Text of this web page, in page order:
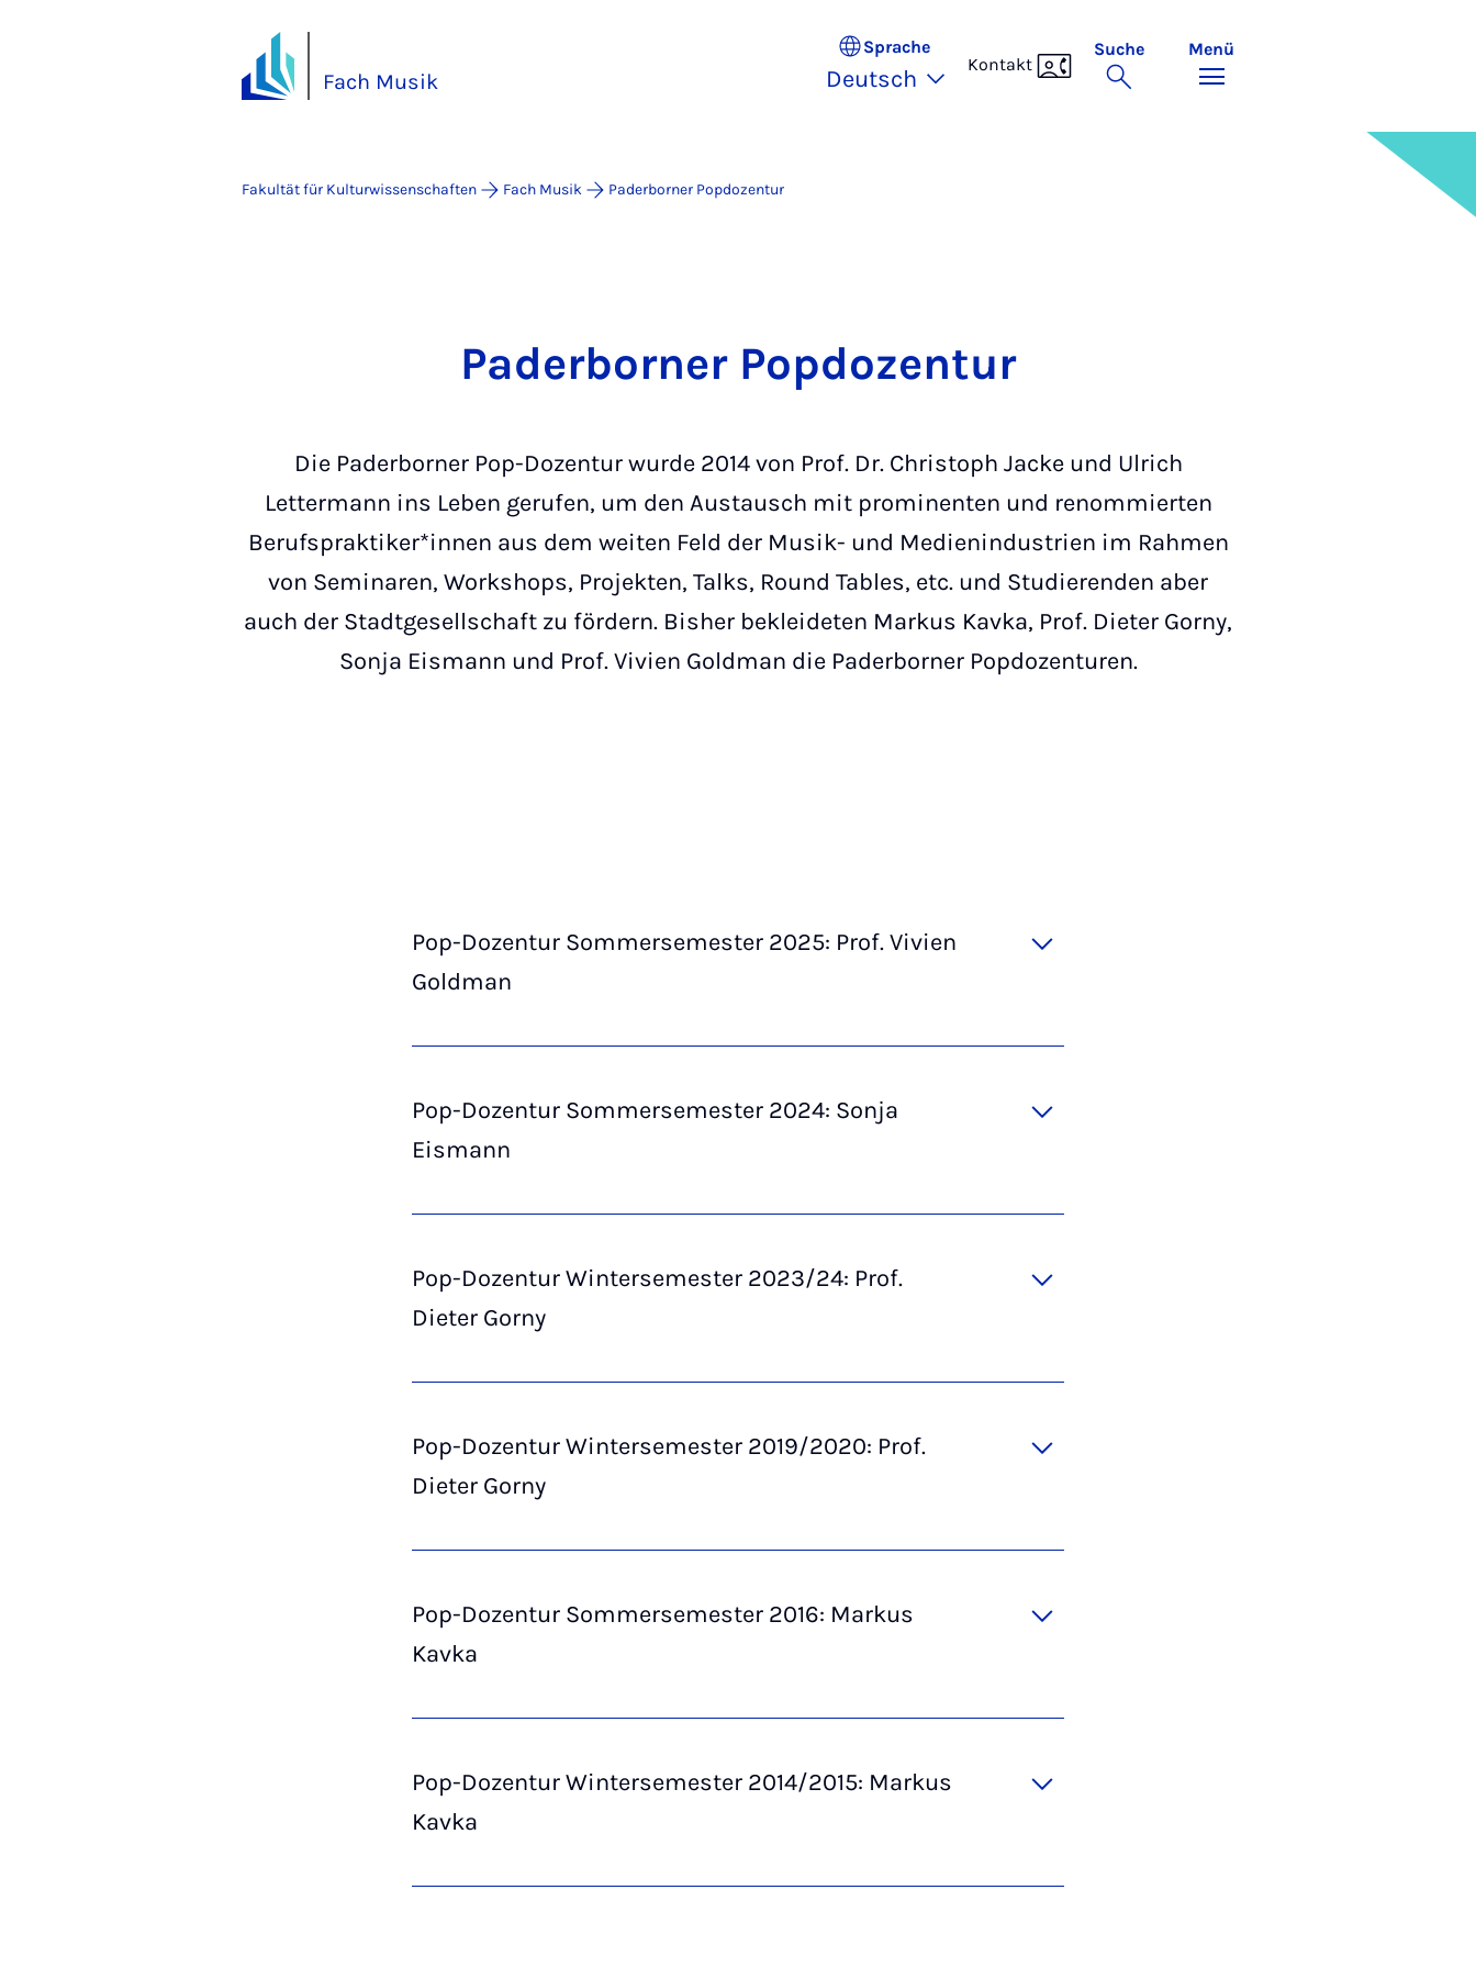
Fach Musik
Sprache
Deutsch
Kontakt
Suche Menü
Fakultät für Kulturwissenschaften Fach Musik Paderborner Popdozentur
Paderborner Popdozentur
Die Paderborner Pop-Dozentur wurde 2014 von Prof. Dr. Christoph Jacke und Ulrich
Lettermann ins Leben gerufen, um den Austausch mit prominenten und renommierten
Berufspraktiker*innen aus dem weiten Feld der Musik- und Medienindustrien im Rahmen
von Seminaren, Workshops, Projekten, Talks, Round Tables, etc. und Studierenden aber
auch der Stadtgesellschaft zu fördern. Bisher bekleideten Markus Kavka, Prof. Dieter Gorny,
Sonja Eismann und Prof. Vivien Goldman die Paderborner Popdozenturen.
Pop-Dozentur Sommersemester 2025: Prof. Vivien
Goldman
Pop-Dozentur Sommersemester 2024: Sonja
Eismann
Pop-Dozentur Wintersemester 2023/24: Prof.
Dieter Gorny
Pop-Dozentur Wintersemester 2019/2020: Prof.
Dieter Gorny
Pop-Dozentur Sommersemester 2016: Markus
Kavka
Pop-Dozentur Wintersemester 2014/2015: Markus
Kavka